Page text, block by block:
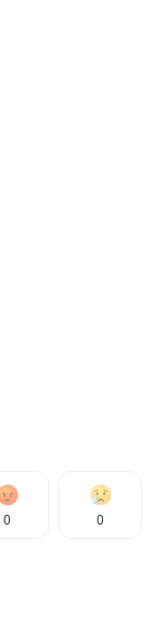
0 0